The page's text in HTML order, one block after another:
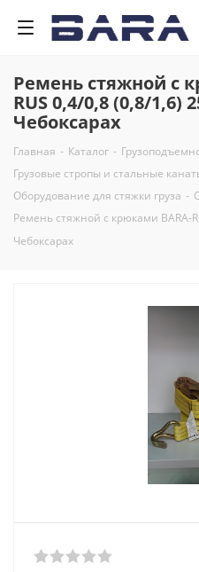
Ремень стяжной с
RUS 0,4/0,8 (0,8/1,6)
Чебоксарах
Главная - Каталог -
Грузовые стропы и стальные
Оборудование для стяжки груза -
Ремень стяжной с крюками BARA-
Чебоксарах